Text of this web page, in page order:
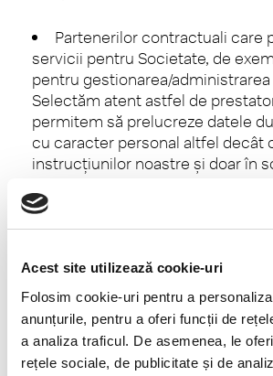
Acest site utilizează cookie-uri
Folosim cookie-uri pentru a
anunțurile, pentru a oferi funcții de
a analiza traficul. De asemenea, le
rețele sociale, de publicitate și de
Partenerilor contractuali care
servicii pentru Societate, de
pentru gestionarea/
Selectăm atent astfel de
permitem să prelucreze datele
cu caracter personal altfel decât
instrucțiunilor noastre și doar în
Altor societăți din cadrul
face parte Societatea, pentru
Autorităților publice, ca
de informații din partea acestora
protejarea drepturilor,
siguranței Societății;
Pentru protejarea drepturilor